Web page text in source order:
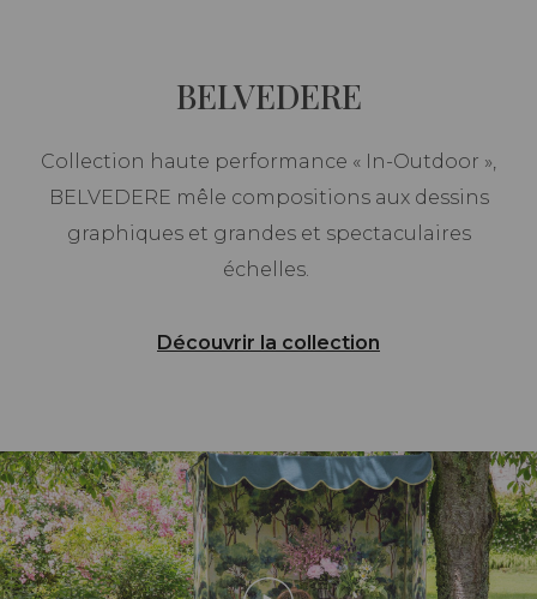
BELVEDERE
Collection haute performance « In-Outdoor »,
BELVEDERE mêle compositions aux dessins
graphiques et grandes et spectaculaires
échelles.
Découvrir la collection